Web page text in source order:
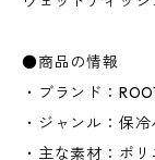
●商品の情報
・ブランド：
・ジャンル：保
・主な素材：ポ